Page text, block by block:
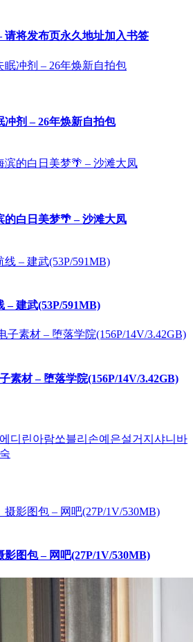
请将发布页永久地址加入书签
冲剂 – 26年焕新自拍包
的白日美梦🌴 – 沙滩大凤
– 建武(53P/591MB)
素材 – 堕落学院(156P/14V/3.42GB)
에디린아람쏘블리 손예은설거지 샤니 바
影图包 – 网吧(27P/1V/530MB)